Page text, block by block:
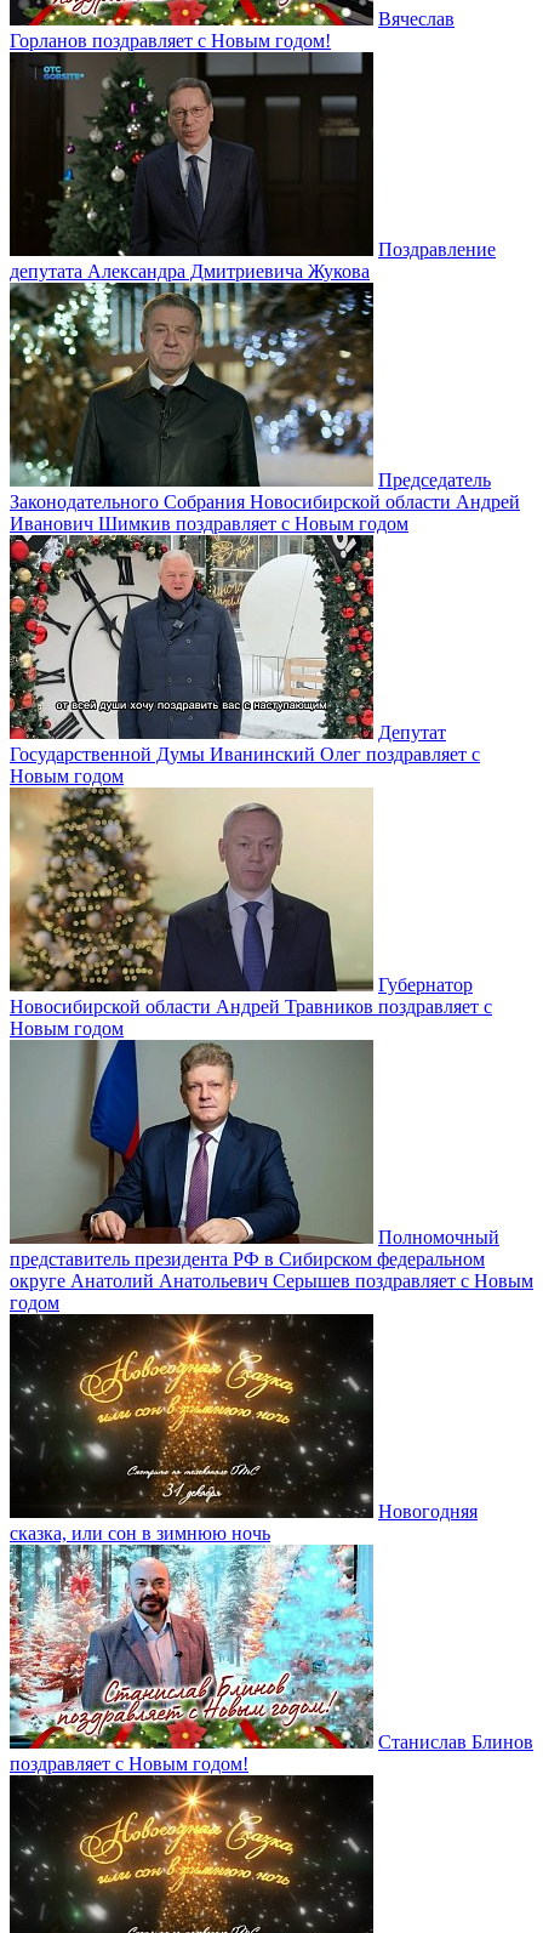
Вячеслав
Горланов поздравляет с Новым годом!
Поздравление
депутата Александра Дмитриевича Жукова
Председатель
Законодательного Собрания Новосибирской области Андрей
Иванович Шимкив поздравляет с Новым годом
Депутат
Государственной Думы Иванинский Олег поздравляет с
Новым годом
Губернатор
Новосибирской области Андрей Травников поздравляет с
Новым годом
Полномочный
представитель президента РФ в Сибирском федеральном
округе Анатолий Анатольевич Серышев поздравляет с Новым
годом
Новогодняя
сказка, или сон в зимнюю ночь
Станислав Блинов
поздравляет с Новым годом!